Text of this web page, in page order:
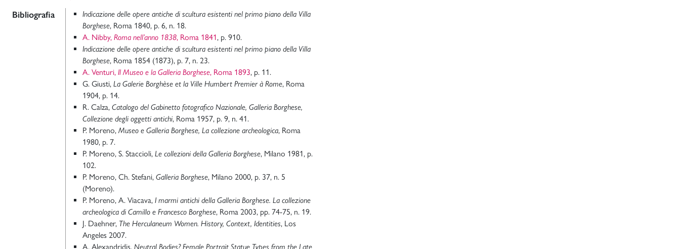
Bibliografia
Indicazione delle opere antiche di scultura esistenti nel primo piano della Villa
Borghese, Roma 1840, p. 6, n. 18.
A. Nibby, Roma nell’anno 1838, Roma 1841, p. 910.
Indicazione delle opere antiche di scultura esistenti nel primo piano della Villa
Borghese, Roma 1854 (1873), p. 7, n. 23.
A. Venturi, Il Museo e la Galleria Borghese, Roma 1893, p. 11.
G. Giusti, La Galerie Borghèse et la Ville Humbert Premier à Rome, Roma
1904, p. 14.
R. Calza, Catalogo del Gabinetto fotografico Nazionale, Galleria Borghese,
Collezione degli oggetti antichi, Roma 1957, p. 9, n. 41.
P. Moreno, Museo e Galleria Borghese, La collezione archeologica, Roma
1980, p. 7.
P. Moreno, S. Staccioli, Le collezioni della Galleria Borghese, Milano 1981, p.
102.
P. Moreno, Ch. Stefani, Galleria Borghese, Milano 2000, p. 37, n. 5
(Moreno).
P. Moreno, A. Viacava, I marmi antichi della Galleria Borghese. La collezione
archeologica di Camillo e Francesco Borghese, Roma 2003, pp. 74-75, n. 19.
J. Daehner, The Herculaneum Women. History, Context, Identities, Los
Angeles 2007.
A. Alexandridis, Neutral Bodies? Female Portrait Statue Types from the Late